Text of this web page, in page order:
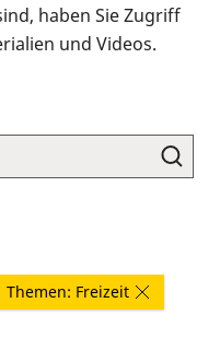
haben Sie Zugriff
und Videos.
Themen: Freizeit